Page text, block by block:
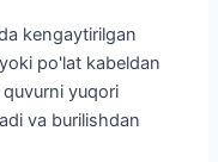
kengaytirilgan
po'lat kabeldan
yuqori
va burilishdan